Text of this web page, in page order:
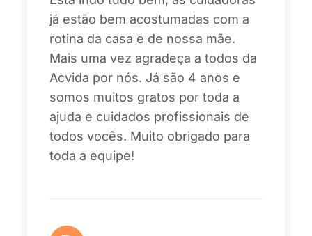
já estão bem acostumadas com a
rotina da casa e de nossa mãe.
Mais uma vez agradeça a todos da
Acvida por nós. Já são 4 anos e
somos muitos gratos por toda a
ajuda e cuidados profissionais de
todos vocês. Muito obrigado para
toda a equipe!